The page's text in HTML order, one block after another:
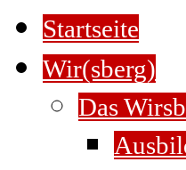
Startseite
Wir(sberg)
Das